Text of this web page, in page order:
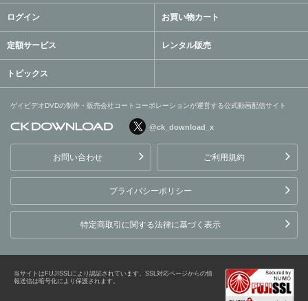
ログイン お買い物カート
定額サービス レンタル販売
トピックス
ゲイビデオDVDの制作・販売会社コートコーポレーションが運営する公式動画配信サイト
ョンが運営する公式動画配
信サイト
@ck_download_x
お問い合わせ ご利用規約
プライバシーポリシー
特定商取引に関する法律に基づく表示
当サイトはFUJISSLにより認証されています。SSL対応ページからの情
報送信は暗号化により保護されます。